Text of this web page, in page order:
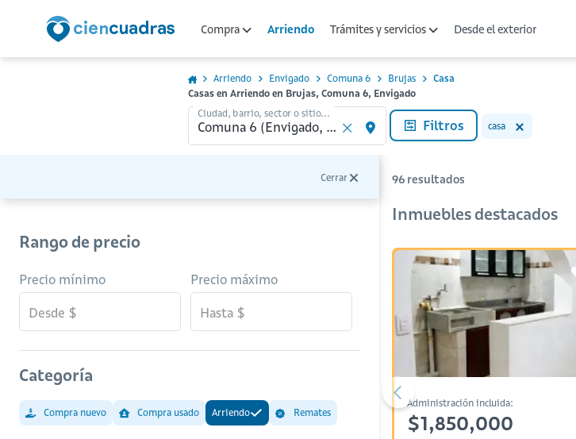
Compra Arriendo Trámites y servicios Desde el exterior
Arriendo Envigado Comuna 6 Brujas
Casa
Casas en Arriendo en Brujas, Comuna 6, Envigado
Ciudad, barrio, sector o sitio...
Filtros casa
Cerrar
Rango de precio
Precio mínimo Precio máximo
Categoría
Compra nuevo Compra usado Arriendo Remates
96 resultados
Inmuebles destacados
Administración incluida:
$1,850,000